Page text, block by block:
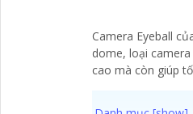
Camera Eyeball
dome, loại
cao mà còn giúp